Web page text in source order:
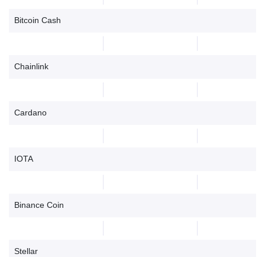
Bitcoin Cash
Chainlink
Cardano
IOTA
Binance Coin
Stellar